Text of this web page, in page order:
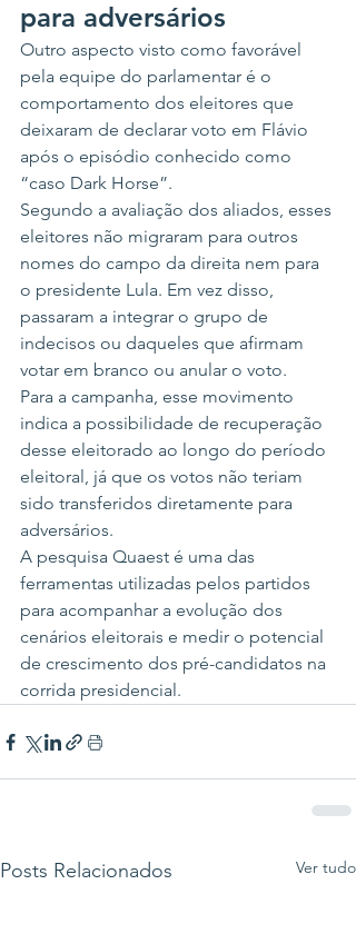
para adversários
Outro aspecto visto como favorável
pela equipe do parlamentar é o
comportamento dos eleitores que
deixaram de declarar voto em Flávio
após o episódio conhecido como
“caso Dark Horse”.
Segundo a avaliação dos aliados, esses
eleitores não migraram para outros
nomes do campo da direita nem para
o presidente Lula. Em vez disso,
passaram a integrar o grupo de
indecisos ou daqueles que afirmam
votar em branco ou anular o voto.
Para a campanha, esse movimento
indica a possibilidade de recuperação
desse eleitorado ao longo do período
eleitoral, já que os votos não teriam
sido transferidos diretamente para
adversários.
A pesquisa Quaest é uma das
ferramentas utilizadas pelos partidos
para acompanhar a evolução dos
cenários eleitorais e medir o potencial
de crescimento dos pré-candidatos na
corrida presidencial.
Posts Relacionados Ver tudo